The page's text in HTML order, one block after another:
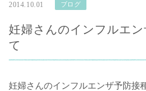
アクセス
2014.10.01 ブログ
妊婦さんのインフルエ
て
妊婦さんのインフルエンザ予防接